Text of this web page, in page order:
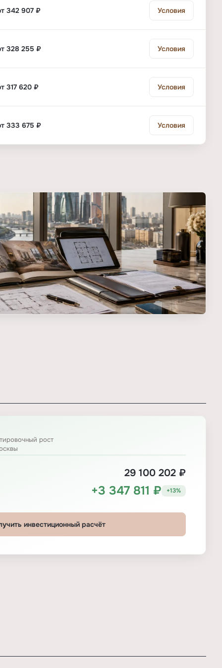
342 907 ₽ Условия
328 255 ₽ Условия
317 620 ₽ Условия
333 675 ₽ Условия
рост
29 100 202 ₽
+3 347 811 ₽ +13%
инвестиционный расчёт